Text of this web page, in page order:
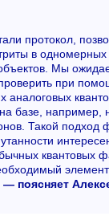
протокол,
в одномерных
Мы
при
аналоговых
базе, например,
Такой подход
квантовых
— поясняет